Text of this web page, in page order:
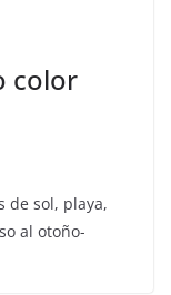
color
de sol, playa,
al otoño-